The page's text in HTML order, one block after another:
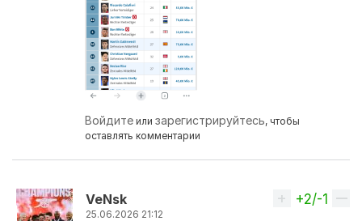
Войдите илизарегистрируйтесь, чтобы
оставлять комментарии
VeNsk
25.06.2026 21:12
Вверх
+2/-1